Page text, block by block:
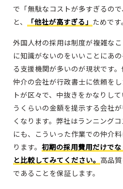
で「無駄なコストが多すぎるの
と、
「他社が高すぎる」 ためです。
外国人材の採用は制度が複雑な
に知識がないのをいいことにあ
る支援機関が多いのが現状です
仲介の会社が行政書士に依頼を
トが区々で、中抜きをかなりし
うくらいの金額を提示する会社
くなります。弊社はランニング
にも、こういった作業での仲介
ります。 初期の採用費用だけで
と比較してみてください。 高品
であることを保証します。